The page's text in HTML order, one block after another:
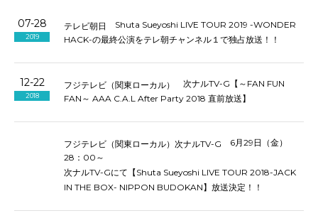
07-28
2019
テレビ朝日 Shuta Sueyoshi LIVE TOUR 2019 -WONDER
HACK-の最終公演をテレ朝チャンネル１で独占放送！！
12-22
2018
フジテレビ（関東ローカル） 次ナルTV-G【～FAN FUN
FAN～ AAA C.A.L After Party 2018 直前放送】
フジテレビ（関東ローカル）次ナルTV-G 6月29日（金）
28：00～
次ナルTV-Gにて【Shuta Sueyoshi LIVE TOUR 2018-JACK
IN THE BOX- NIPPON BUDOKAN】放送決定！！